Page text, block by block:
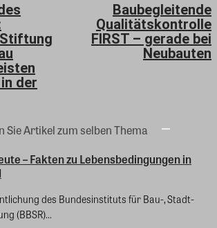
der
Baubegleitende
Qualitätskontrolle
FIRST – gerade bei
Neubauten
Sie Artikel zum selben Thema
– Fakten zu Lebensbedingungen in
des Bundesinstituts für Bau-, Stadt-
(BBSR)...